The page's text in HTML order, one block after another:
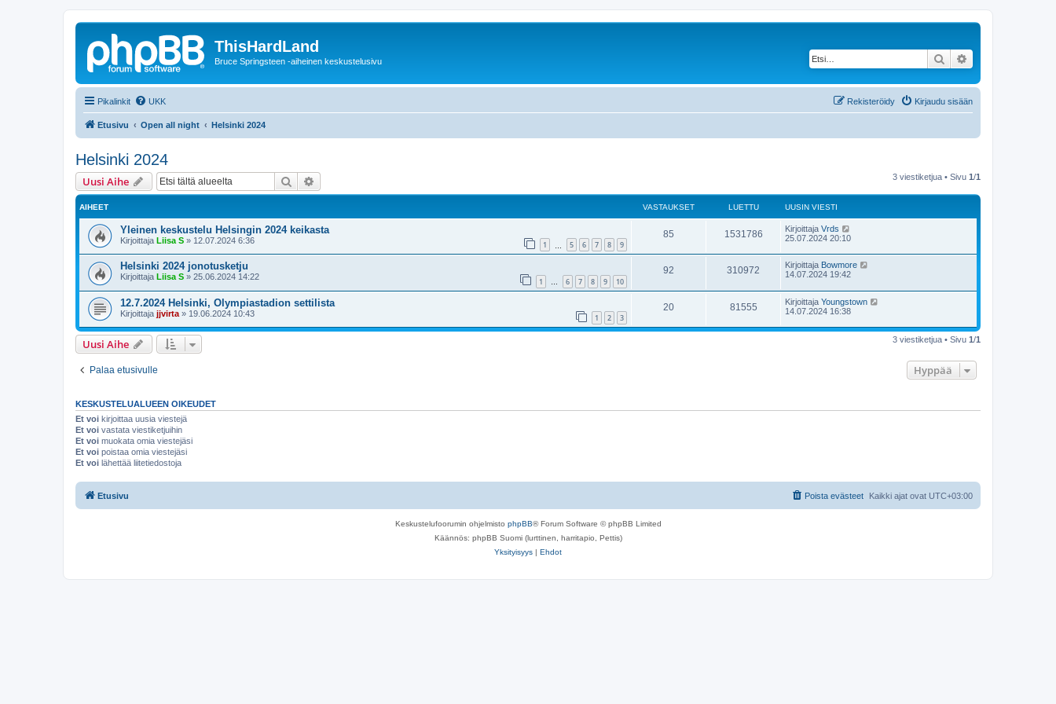
ThisHardLand
Bruce Springsteen -aiheinen keskustelusivu Etsi
Pikalinkit UKK Kirjaudu sisään
Rekisteröidy
Etusivu Open all night Helsinki 2024
Helsinki 2024
Uusi Aihe Etsi 3 viestiketjua • Sivu 1/1
AIHEET VASTAUKSET LUETTU UUSIN VIESTI
Yleinen keskustelu Helsingin 2024 keikasta
Kirjoittaja Liisa S » 12.07.2024 6:36 1 5 6 7 8 9
85 1531786 Kirjoittaja Vrds
25.07.2024 20:10
Helsinki 2024 jonotusketju
Kirjoittaja Liisa S » 25.06.2024 14:22 1 … 6 7 8 9 10
92 310972 Kirjoittaja Bowmore
14.07.2024 19:42
12.7.2024 Helsinki, Olympiastadion settilista
Kirjoittaja jjvirta » 19.06.2024 10:43 1 2 3
20 81555 Kirjoittaja Youngstown
14.07.2024 16:38
Uusi Aihe 3 viestiketjua • Sivu 1/1
Palaa etusivulle Hyppää
KESKUSTELUALUEEN OIKEUDET
Et voi kirjoittaa uusia viestejä
Et voi vastata viestiketjuihin
Et voi muokata omia viestejäsi
Et voi poistaa omia viestejäsi
Et voi lähettää liitetiedostoja
Etusivu Kaikki ajat ovat UTC+03:00
Poista evästeet
Keskustelufoorumin ohjelmisto phpBB® Forum Software © phpBB Limited
Käännös: phpBB Suomi (lurttinen, harritapio, Pettis)
Yksityisyys | Ehdot